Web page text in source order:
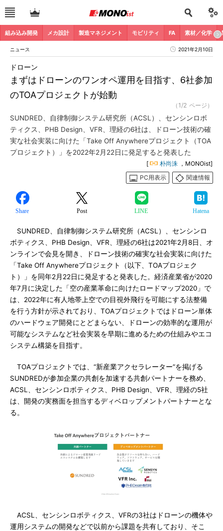
組み込み開発 メカ設計 製造マネジメント モビリティ FA 素材／化学
ニュース 2021年2月10日
まずはドローンのワンオペ運用を目指す、6社参加
のTOAプロジェクトが始動
ドローン
（1/2 ページ）
SUNDRED、自律制御システム研究所（ACSL）、センシンロボ
ティクス、PHB Design、VFR、理経の6社は、ドローン技術の確
実な社会実装に向けた「Take Off Anywhereプロジェクト（TOA
プロジェクト）」を2022年2月22日に発足すると発表した
[ 朴尚洙 ，MONOist]
PC用表示
関連情報
Share Post LINE Hatena
SUNDRED、自律制御システム研究所（ACSL）、センシンロ
ボティクス、PHB Design、VFR、理経の6社は2021年2月8日、オ
ンラインで会見を開き、ドローン技術の確実な社会実装に向けた
「Take Off Anywhereプロジェクト（以下、TOAプロジェク
ト）」を同年2月22日に発足すると発表した。経済産業省が2020
年7月に決定した「空の産業革命に向けたロードマップ2020」で
は、2022年に有人地帯上空での目視外飛行を可能にする法整備
を行う方針が示されており、TOAプロジェクトではドローン単体
のハードウェア開発にとどまらない、ドローンの効率的な運用が
可能なシステムなど社会実装を早期に進めるための仕組みやエコ
システム構築を目指す。
TOAプロジェクトでは、“新産業アクセラレーター”を掲げる
SUNDREDが参加企業の共創を加速する共創パートナーを務め、
ACSL、センシンロボティクス、PHB Design、VFR、理経の5社
は、開発の実務面を担当するディベロップメントパートナーとな
る。
ACSL、センシンロボティクス、VFRの3社はドローンの機体や
運用システムの開発などで以前から課題を共有しており、そこ